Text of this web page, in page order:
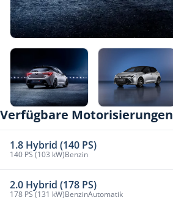
Verfügbare Motorisierungen
1.8 Hybrid (140 PS)
140 PS (103 kW)Benzin
2.0 Hybrid (178 PS)
178 PS (131 kW)BenzinAutomatik